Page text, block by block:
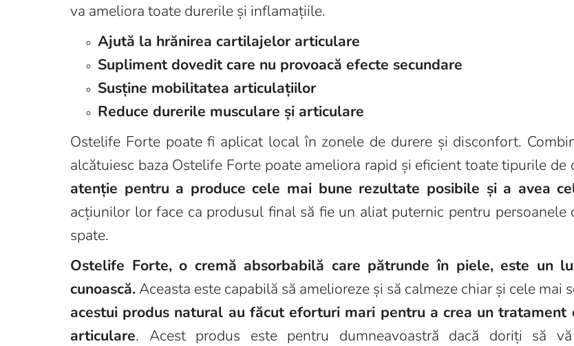
va ameliora toate durerile și inflamațiile.
Ajută la hrănirea cartilajelor articulare
Supliment dovedit care nu provoacă efecte secundare
Susține mobilitatea articulațiilor
Reduce durerile musculare și articulare
Ostelife Forte poate fi aplicat local în zonele de durere și disconfort.
alcătuiesc baza Ostelife Forte poate ameliora rapid și eficient toate tipurile de
atenție pentru a produce cele mai bune rezultate posibile și a avea
acțiunilor lor face ca produsul final să fie un aliat puternic pentru
spate.
Ostelife Forte, o cremă absorbabilă care pătrunde în piele, este un
cunoască. Aceasta este capabilă să amelioreze și să calmeze chiar și cele mai
acestui produs natural au făcut eforturi mari pentru a crea un
articulare. Acest produs este pentru dumneavoastră dacă doriți să